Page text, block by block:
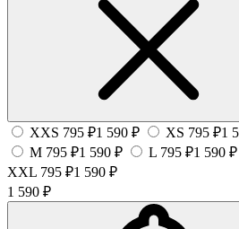
XXS 795 ₽1 590 ₽ XS 795 ₽1
M 795 ₽1 590 ₽ L 795 ₽1 590 ₽
XXL 795 ₽1 590 ₽
1 590 ₽